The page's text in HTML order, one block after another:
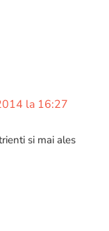
la 16:27
si mai ales